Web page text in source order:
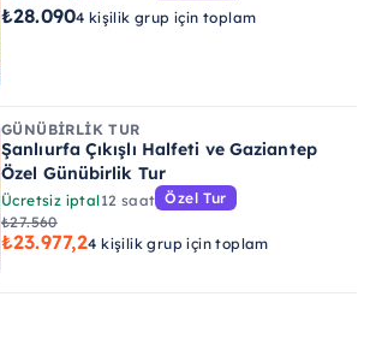
₺28.0904 kişilik grup için toplam
GÜNÜBIRLIK TUR
Şanlıurfa Çıkışlı Halfeti ve Gaziantep
Özel Günübirlik Tur
Ücretsiz iptal12 saat Özel Tur
₺27.560
₺23.977,24 kişilik grup için toplam